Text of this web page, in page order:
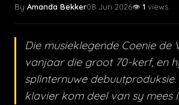
By Amanda Bekker08 Jun 2026👁️ 1 views
Die musieklegende Coenie de
vanjaar die groot 70-kerf, en
splinternuwe
klavier kom deel van sy mees